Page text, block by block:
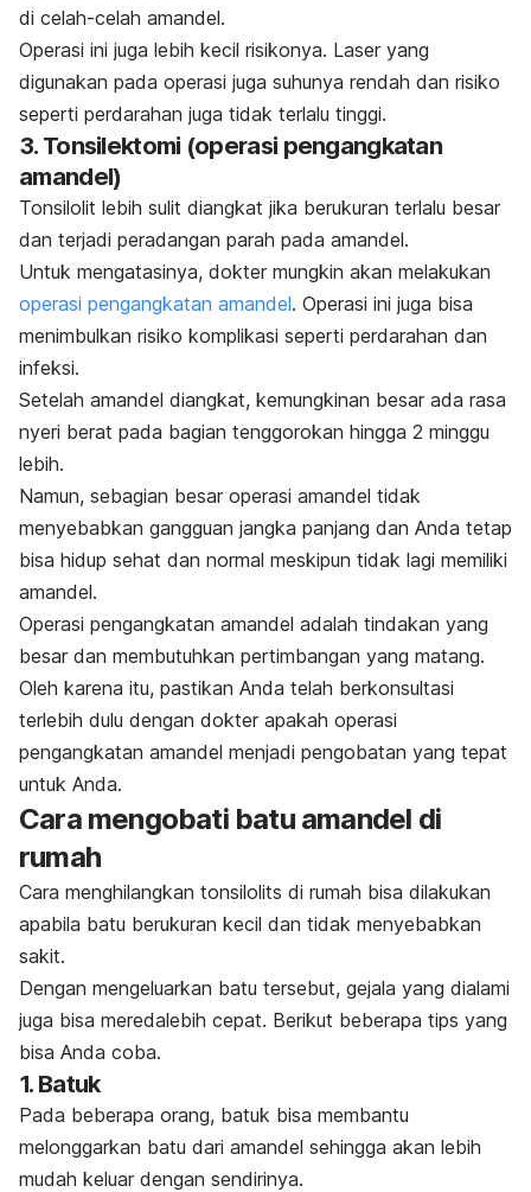
di celah-celah amandel.
Operasi ini juga lebih kecil risikonya. Laser yang
digunakan pada operasi juga suhunya rendah dan risiko
seperti perdarahan juga tidak terlalu tinggi.
3. Tonsilektomi (operasi pengangkatan
amandel)
Tonsilolit lebih sulit diangkat jika berukuran terlalu besar
dan terjadi peradangan parah pada amandel.
Untuk mengatasinya, dokter mungkin akan melakukan
operasi pengangkatan amandel. Operasi ini juga bisa
menimbulkan risiko komplikasi seperti perdarahan dan
infeksi.
Setelah amandel diangkat, kemungkinan besar ada rasa
nyeri berat pada bagian tenggorokan hingga 2 minggu
lebih.
Namun, sebagian besar operasi amandel tidak
menyebabkan gangguan jangka panjang dan Anda tetap
bisa hidup sehat dan normal meskipun tidak lagi memiliki
amandel.
Operasi pengangkatan amandel adalah tindakan yang
besar dan membutuhkan pertimbangan yang matang.
Oleh karena itu, pastikan Anda telah berkonsultasi
terlebih dulu dengan dokter apakah operasi
pengangkatan amandel menjadi pengobatan yang tepat
untuk Anda.
Cara mengobati batu amandel di
rumah
Cara menghilangkan tonsilolits di rumah bisa dilakukan
apabila batu berukuran kecil dan tidak menyebabkan
sakit.
Dengan mengeluarkan batu tersebut, gejala yang dialami
juga bisa meredalebih cepat. Berikut beberapa tips yang
bisa Anda coba.
1. Batuk
Pada beberapa orang, batuk bisa membantu
melonggarkan batu dari amandel sehingga akan lebih
mudah keluar dengan sendirinya.